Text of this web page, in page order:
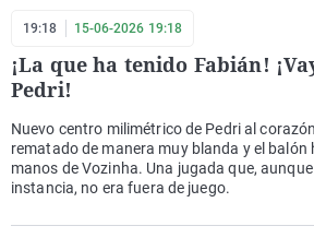
19:18 15-06-2026 19:18
¡La que ha tenido Fabián!
Pedri!
Nuevo centro milimétrico de Pedri al
rematado de manera muy blanda y el balón
manos de Vozinha. Una jugada que,
instancia, no era fuera de juego.